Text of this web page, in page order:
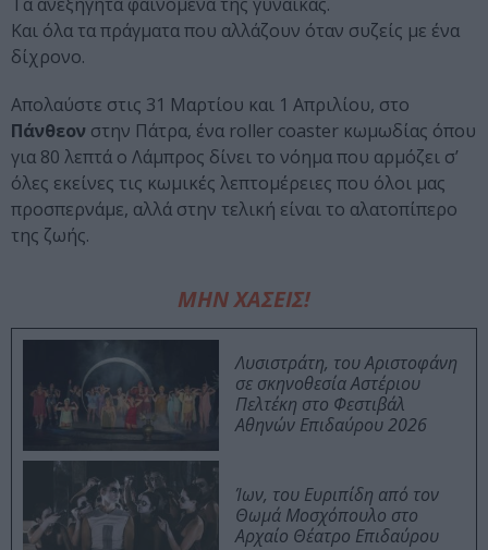
Και όλα τα πράγματα που αλλάζουν όταν συζείς με ένα
δίχρονο.
Απολαύστε στις 31 Μαρτίου και 1 Απριλίου, στο
Πάνθεον στην Πάτρα, ένα roller coaster κωμωδίας όπου
για 80 λεπτά ο Λάμπρος δίνει το νόημα που αρμόζει σ’
όλες εκείνες τις κωμικές λεπτομέρειες που όλοι μας
προσπερνάμε, αλλά στην τελική είναι το αλατοπίπερο
της ζωής.
ΜΗΝ ΧΑΣΕΙΣ!
Λυσιστράτη, του Αριστοφάνη
σε σκηνοθεσία Αστέριου
Πελτέκη στο Φεστιβάλ
Αθηνών Επιδαύρου 2026
Ίων, του Ευριπίδη από τον
Θωμά Μοσχόπουλο στο
Αρχαίο Θέατρο Επιδαύρου